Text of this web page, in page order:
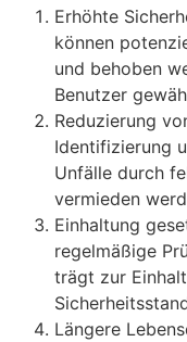
Erhöhte
können
und behoben
Benutzer
Reduzierung
Identifizierung
Unfälle durch
vermieden
Einhaltung
regelmäßige
trägt zur
Längere